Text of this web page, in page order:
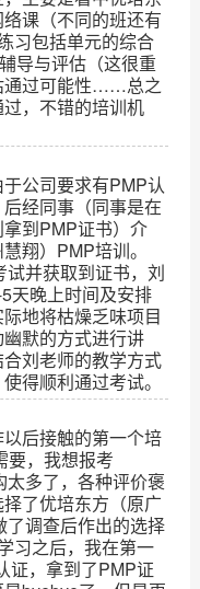
课（不同的班还有
习包括单元的综合
导与评估（这很重
通过可能性……总之
，不错的培训机
公司要求有PMP认
经同事（同事是在
到PMP证书）介
翔）PMP培训。
并获取到证书，刘
天晚上时间及安排
地将枯燥乏味项目
默的方式进行讲
刘老师的教学方式
得顺利通过考试。
后接触的第一个培
要，我想报考
多了，各种评价褒
了优培东方（原广
调查后作出的选择
习之后，我在第一
证，拿到了PMP证